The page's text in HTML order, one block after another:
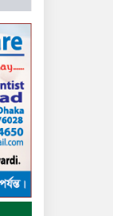
সাধারণ সম্পাদক